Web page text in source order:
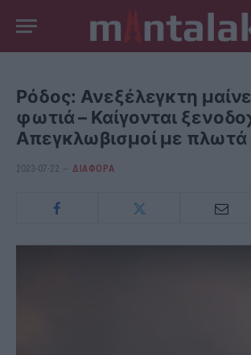
Ρόδος: Ανεξέλεγκτη
φωτιά – Καίγονται
Απεγκλωβισμοί με πλωτά
2023-07-22 ΔΙΆΦΟΡΑ